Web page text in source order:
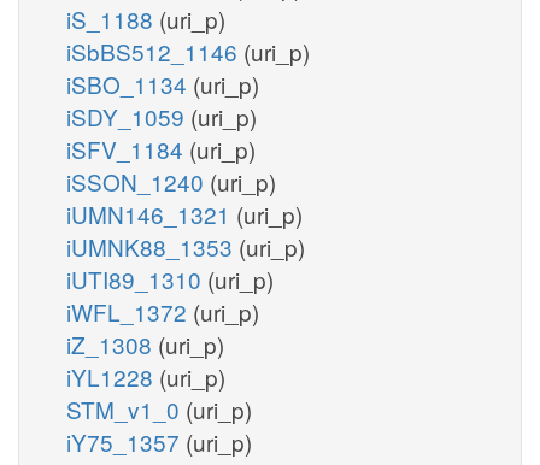
iS_1188 (uri_p)
iSbBS512_1146 (uri_p)
iSBO_1134 (uri_p)
iSDY_1059 (uri_p)
iSFV_1184 (uri_p)
iSSON_1240 (uri_p)
iUMN146_1321 (uri_p)
iUMNK88_1353 (uri_p)
iUTI89_1310 (uri_p)
iWFL_1372 (uri_p)
iZ_1308 (uri_p)
iYL1228 (uri_p)
STM_v1_0 (uri_p)
iY75_1357 (uri_p)